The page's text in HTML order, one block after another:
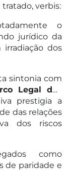
verbis:
o
jurídico da
dos
sintonia com
Legal dos
prestigia a
das relações
dos riscos
como
de paridade e